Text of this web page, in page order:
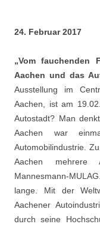
24. Februar 2017
„Vom fauchenden
Aachen und das
Ausstellung im
Aachen, ist am
Autostadt? Man
Aachen war
Automobilindustrie.
Aachen mehrere
Mannesmann-
lange. Mit der
Aachener
durch seine